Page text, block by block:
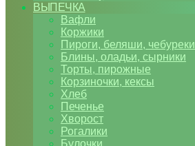
ВЫПЕЧКА
Вафли
Коржики
Пироги, беляши, чебуреки
Блины, оладьи, сырники
Торты, пирожные
Корзиночки, кексы
Хлеб
Печенье
Хворост
Рогалики
Булочки